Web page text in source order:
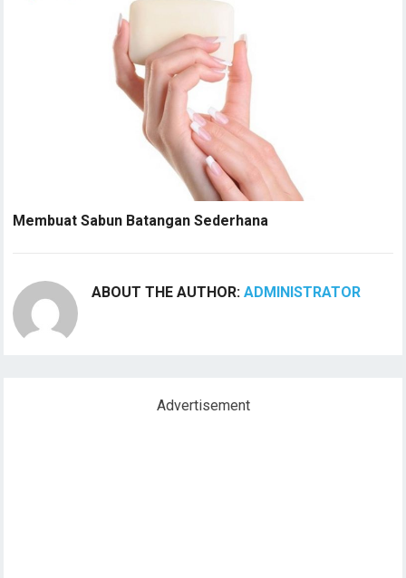
Membuat Sabun Batangan Sederhana
ABOUT THE AUTHOR:ADMINISTRATOR
Advertisement